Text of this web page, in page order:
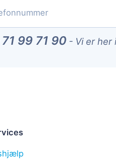
71 99 71 90 - Vi er her